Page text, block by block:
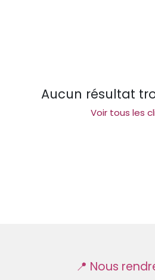
Aucun résultat
Voir tous les
📍 Nous